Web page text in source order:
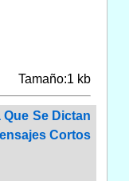
Tamaño:1 kb
Que Se Dictan
Cortos